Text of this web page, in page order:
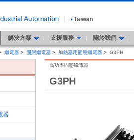
Taiwan
解決方案 支援服務 關於我們
繼電器 > 固態繼電器 > 加熱器用固態繼電器 > G3PH
G3PH
高功率固態繼電器
器